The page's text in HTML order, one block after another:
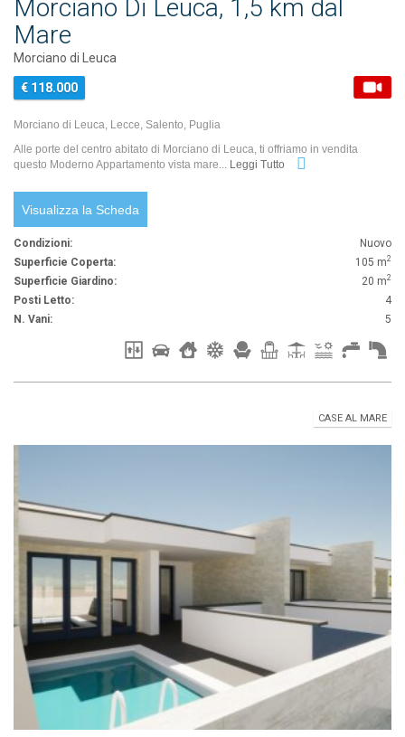
Morciano Di Leuca, 1,5 km dal
Mare
Morciano di Leuca
€ 118.000
Morciano di Leuca, Lecce, Salento, Puglia
Alle porte del centro abitato di Morciano di Leuca, ti offriamo in vendita
questo Moderno Appartamento vista mare... Leggi Tutto
Visualizza la Scheda
Condizioni:
Nuovo
Superficie Coperta:
105 m2
Superficie Giardino: 20 m2
Posti Letto:
4
N. Vani:
5
CASE AL MARE